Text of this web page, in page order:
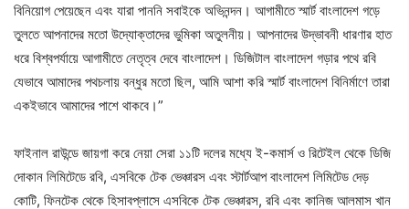
বিনিয়োগ পেয়েছেন এবং যারা পাননি সবাইকে অভিনন্দন। আগামীতে স্মার্ট বাংলাদেশ গড়ে
তুলতে আপনাদের মতো উদ্যোক্তাদের ভুমিকা অতুলনীয়। আপনাদের উদ্ভাবনী ধারণার হাত
ধরে বিশ্বপর্যায়ে আগামীতে নেতৃত্ব দেবে বাংলাদেশ। ডিজিটাল বাংলাদেশ গড়ার পথে রবি
যেভাবে আমাদের পথচলায় বন্ধুর মতো ছিল, আমি আশা করি স্মার্ট বাংলাদেশ বিনির্মাণে তারা
একইভাবে আমাদের পাশে থাকবে।”
ফাইনাল রাউন্ডে জায়গা করে নেয়া সেরা ১১টি দলের মধ্যে ই-কমার্স ও রিটেইল থেকে ডিজি
দোকান লিমিটেডে রবি, এসবিকে টেক ভেঞ্চারস এবং স্টার্টআপ বাংলাদেশ লিমিটেড দেড়
কোটি, ফিনটেক থেকে হিসাবপ্লাসে এসবিকে টেক ভেঞ্চারস, রবি এবং কানিজ আলমাস খান